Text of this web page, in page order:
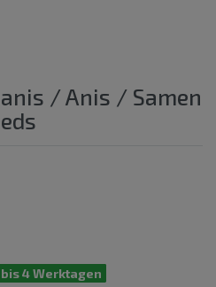
/ Anis / Samen
4 Werktagen